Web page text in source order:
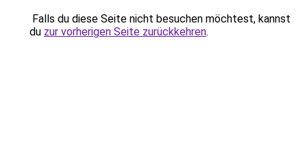
Falls du diese Seite nicht besuchen möchtest, kannst
du zur vorherigen Seite zurückkehren.